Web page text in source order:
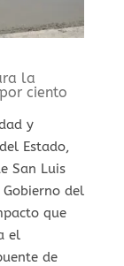
la
ciento
y
Estado,
San Luis
del
que
el
de